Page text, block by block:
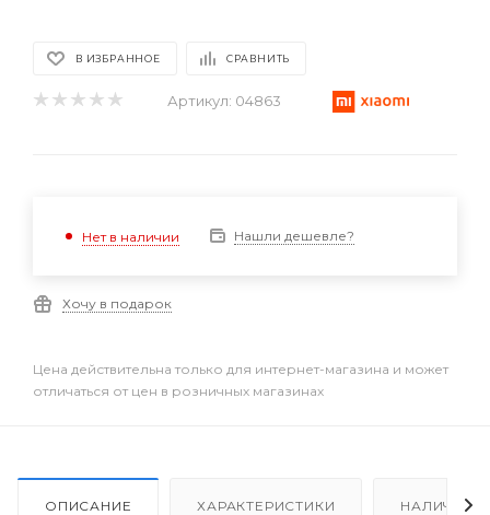
В ИЗБРАННОЕ СРАВНИТЬ
Артикул: 04863
Нет в наличии Нашли дешевле?
Хочу в подарок
Цена действительна только для интернет-магазина и может
отличаться от цен в розничных магазинах
ОПИСАНИЕ ХАРАКТЕРИСТИКИ НАЛИЧИЕ